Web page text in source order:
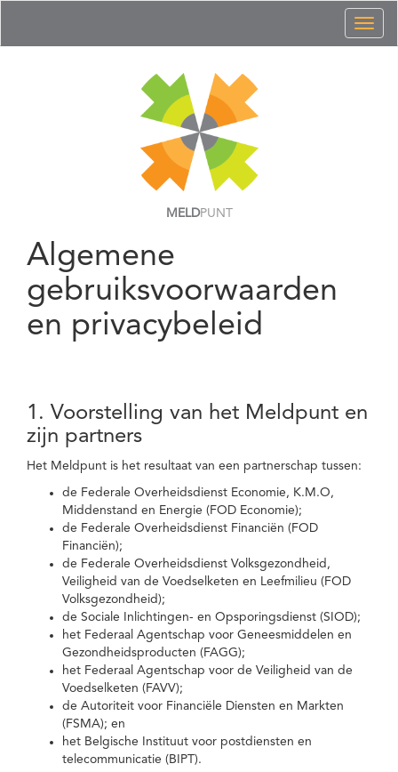
MELDPUNT
Algemene
gebruiksvoorwaarden
en privacybeleid
1. Voorstelling van het Meldpunt en
zijn partners
Het Meldpunt is het resultaat van een partnerschap tussen:
de Federale Overheidsdienst Economie, K.M.O,
Middenstand en Energie (FOD Economie);
de Federale Overheidsdienst Financiën (FOD
Financiën);
de Federale Overheidsdienst Volksgezondheid,
Veiligheid van de Voedselketen en Leefmilieu (FOD
Volksgezondheid);
de Sociale Inlichtingen- en Opsporingsdienst (SIOD);
het Federaal Agentschap voor Geneesmiddelen en
Gezondheidsproducten (FAGG);
het Federaal Agentschap voor de Veiligheid van de
Voedselketen (FAVV);
de Autoriteit voor Financiële Diensten en Markten
(FSMA); en
het Belgische Instituut voor postdiensten en
telecommunicatie (BIPT).